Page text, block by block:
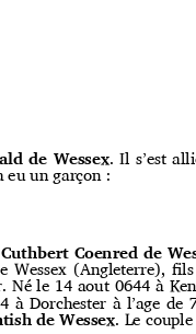
de Wessex. Il s’est
eu un garçon :
Coenred de
Wessex (Angleterre),
Né le 14 aout 0644 à
à Dorchester à l’age
de Wessex. Le